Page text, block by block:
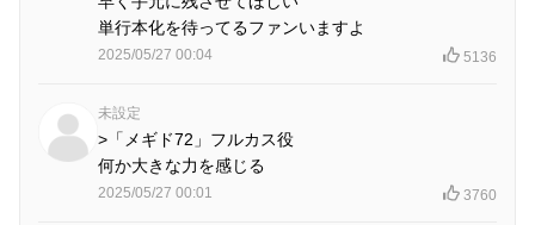
単行本化を待ってるファンいますよ
2025/05/27 00:04 5136
未設定
>「メギド72」フルカス役
何か大きな力を感じる
2025/05/27 00:01 3760